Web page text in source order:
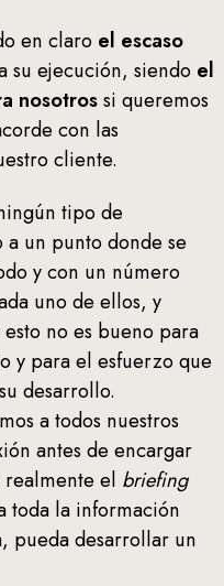
en claro el escaso
su ejecución, siendo el
nosotrossi queremos
con las
cliente.
tipo de
un punto donde se
y con un número
uno de ellos, y
no es bueno para
y para el esfuerzo que
desarrollo.
a todos nuestros
antes de encargar
el briefing
toda la información
pueda desarrollar un